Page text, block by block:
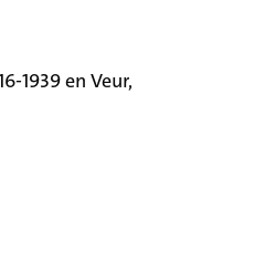
1939 en Veur,